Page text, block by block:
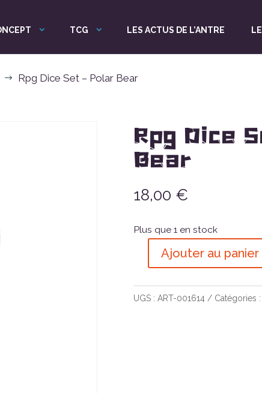
TCG LES ACTUS DE L’ANTRE
$ Rpg Dice Set – Polar Bear
Rpg Dice
Bear
18,00 €
Plus que 1 en stock
quantité
Rpg
Ajouter au panier
UGS : ART-001614 Catégories :